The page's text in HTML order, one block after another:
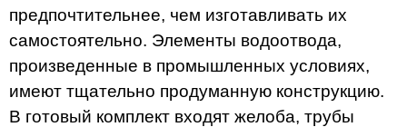
предпочтительнее, чем изготавливать их
самостоятельно. Элементы водоотвода,
произведенные в промышленных условиях,
имеют тщательно продуманную конструкцию.
В готовый комплект входят желоба, трубы